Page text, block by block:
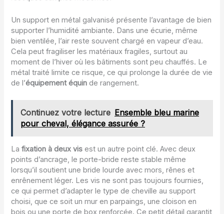
Un support en métal galvanisé présente l’avantage de bien
supporter l’humidité ambiante. Dans une écurie, même
bien ventilée, l’air reste souvent chargé en vapeur d’eau.
Cela peut fragiliser les matériaux fragiles, surtout au
moment de l’hiver où les bâtiments sont peu chauffés. Le
métal traité limite ce risque, ce qui prolonge la durée de vie
de l’équipement équin de rangement.
Continuez votre lecture Ensemble bleu marine
pour cheval, élégance assurée ?
Lafixation à deux vis est un autre point clé. Avec deux
points d’ancrage, le porte-bride reste stable même
lorsqu’il soutient une bride lourde avec mors, rênes et
enrênement léger. Les vis ne sont pas toujours fournies,
ce qui permet d’adapter le type de cheville au support
choisi, que ce soit un mur en parpaings, une cloison en
bois ou une porte de box renforcée. Ce petit détail garantit